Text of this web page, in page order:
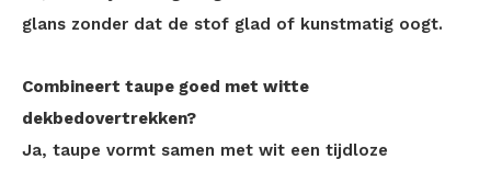
glans zonder dat de stof glad of kunstmatig oogt.
Combineert taupe goed met witte
dekbedovertrekken?
Ja, taupe vormt samen met wit een tijdloze